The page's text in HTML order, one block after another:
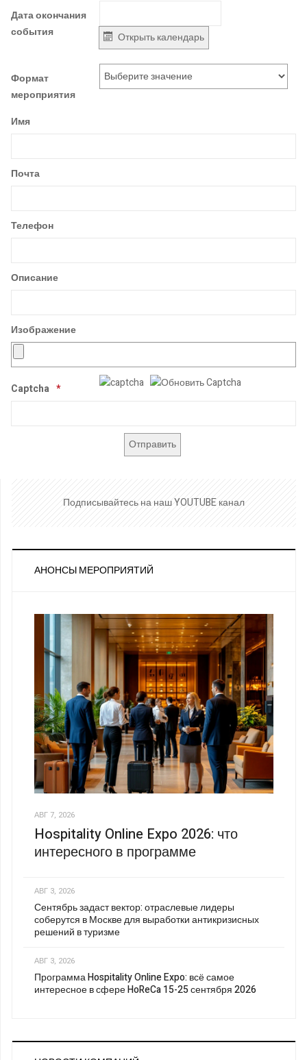
Дата окончания
события
Открыть календарь
Формат
мероприятия
Имя
Почта
Телефон
Описание
Изображение
Captcha
Подписывайтесь на наш YOUTUBE канал
АНОНСЫ МЕРОПРИЯТИЙ
АВГ 7, 2026
Hospitality Online Expo 2026: что
интересного в программе
АВГ 3, 2026
Сентябрь задаст вектор: отраслевые лидеры
соберутся в Москве для выработки антикризисных
решений в туризме
АВГ 3, 2026
Программа Hospitality Online Expo: всё самое
интересное в сфере HoReCa 15-25 сентября 2026